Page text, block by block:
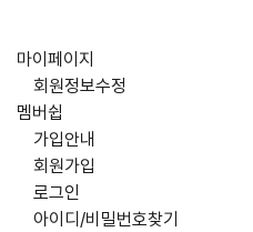
마이페이지
회원정보수정
멤버쉽
가입안내
회원가입
로그인
아이디/비밀번호찾기